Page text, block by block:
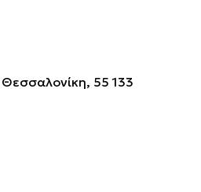
Θεσσαλονίκη, 55 133